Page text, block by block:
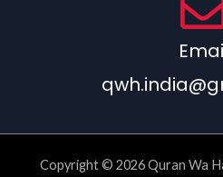
Copyright © 2026 Quran Wa